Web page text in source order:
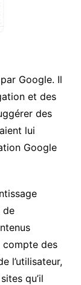
Google. Il
et des
des
lui
Google
de
compte des
l’utilisateur,
qu’il